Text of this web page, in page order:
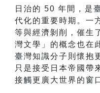
日治的 50 年間，是
代化的重要時期。一
等與經濟剝削，催生
灣文學」的概念也在
臺灣知識分子則懷抱
只是接受日本帝國帶
接觸更廣大世界的窗